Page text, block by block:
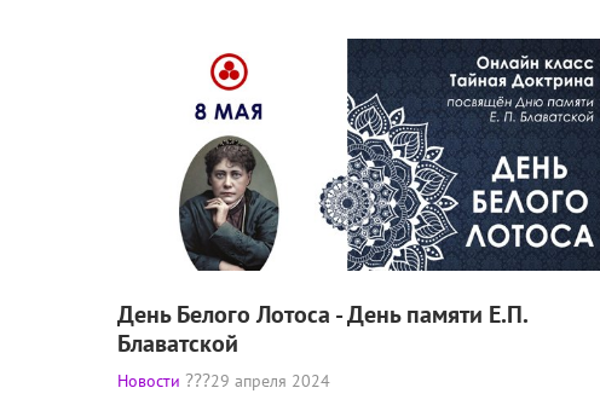
День Белого Лотоса - День памяти Е.П.
Блаватской
Новости 29 апреля 2024